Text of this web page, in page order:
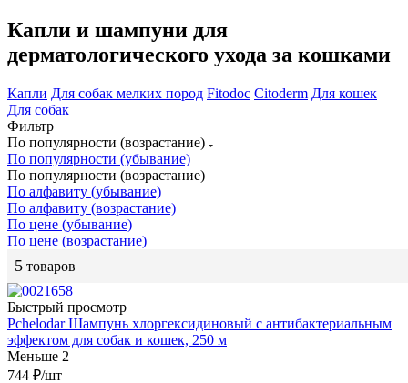
Капли и шампуни для
дерматологического ухода за кошками
Капли Для собак мелких пород Fitodoc Citoderm Для кошек
Для собак
Фильтр
По популярности (возрастание)
По популярности (убывание)
По популярности (возрастание)
По алфавиту (убывание)
По алфавиту (возрастание)
По цене (убывание)
По цене (возрастание)
5 товаров
Быстрый просмотр
Pchelodar Шампунь хлоргексидиновый с антибактериальным
эффектом для собак и кошек, 250 м
Меньше 2
744 ₽/шт